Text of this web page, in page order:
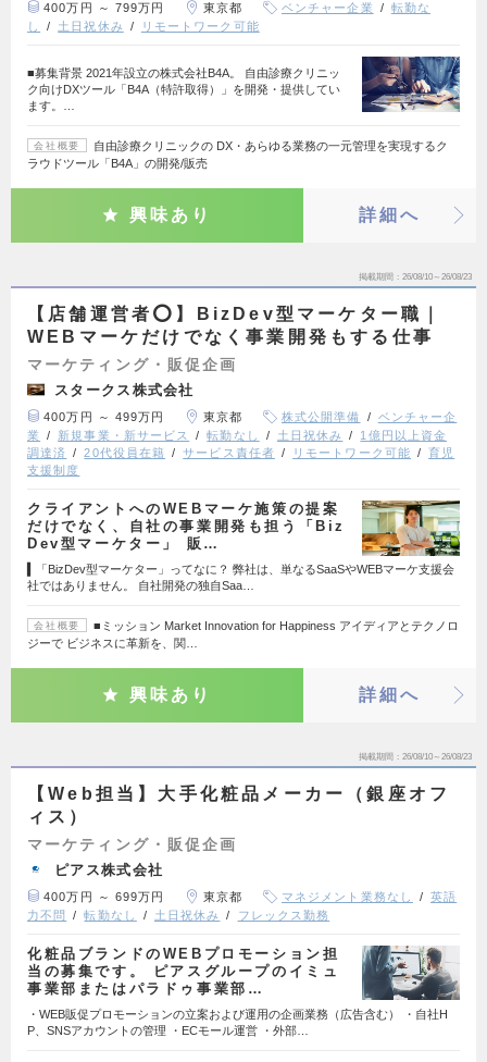
400万円 ～ 799万円 東京都 ベンチャー企業
転勤な
し
土日祝休み リモートワーク可能
■募集背景 2021年設立の株式会社B4A。 自由診療クリニッ
ク向けDXツール「B4A（特許取得）」を開発・提供してい
ます。…
会社概要
自由診療クリニックの DX・あらゆる業務の一元管理を実現するク
ラウドツール「B4A」の開発/販売
興味あり 詳細へ
掲載期間 26/08/10～26/08/23
【店舗運営者⭕️】BizDev型マーケター職｜
WEBマーケだけでなく事業開発もする仕事
マーケティング・販促企画
スタークス株式会社
400万円 ～ 499万円 東京都 株式公開準備
ベンチャー企
業
新規事業・新サービス 転勤なし 土日祝休み
1億円以上資金
調達済
20代役員在籍 サービス責任者 リモートワーク可能
育児
支援制度
クライアントへのWEBマーケ施策の提案
だけでなく、自社の事業開発も担う「Biz
Dev型マーケター」 販…
▍「BizDev型マーケター」ってなに？ 弊社は、単なるSaaSやWEBマーケ支援会
社ではありません。 自社開発の独自Saa…
会社概要
■ミッション Market Innovation for Happiness アイディアとテクノロ
ジーで ビジネスに革新を、関…
興味あり 詳細へ
掲載期間 26/08/10～26/08/23
【Web担当】大手化粧品メーカー（銀座オフ
ィス）
マーケティング・販促企画
ピアス株式会社
400万円 ～ 699万円 東京都 マネジメント業務なし
英語
力不問
転勤なし 土日祝休み フレックス勤務
化粧品ブランドのWEBプロモーション担
当の募集です。 ピアスグループのイミュ
事業部またはパラドゥ事業部…
・WEB販促プロモーションの立案および運用の企画業務（広告含む） ・自社H
P、SNSアカウントの管理 ・ECモール運営 ・外部…